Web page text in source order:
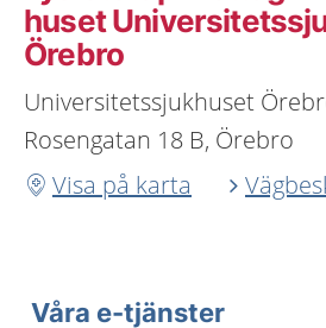
huset
Örebro
Universitetssjukhuset
Rosengatan 18 B, Örebro
Visa på karta
Våra e-tjänster